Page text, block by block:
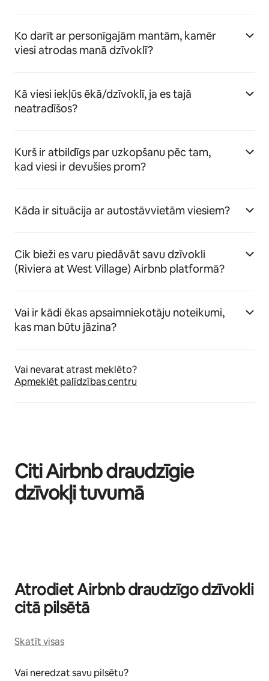
Ko darīt ar personīgajām mantām, kamēr
viesi atrodas manā dzīvoklī?
Kā viesi iekļūs ēkā/dzīvoklī, ja es tajā
neatradīšos?
Kurš ir atbildīgs par uzkopšanu pēc tam,
kad viesi ir devušies prom?
Kāda ir situācija ar autostāvvietām viesiem?
Cik bieži es varu piedāvāt savu dzīvokli
(Riviera at West Village) Airbnb platformā?
Vai ir kādi ēkas apsaimniekotāju noteikumi,
kas man būtu jāzina?
Vai nevarat atrast meklēto?
Apmeklēt palīdzības centru
Citi Airbnb draudzīgie
dzīvokļi tuvumā
Atrodiet Airbnb draudzīgo dzīvokli
citā pilsētā
Skatīt visas
Vai neredzat savu pilsētu?